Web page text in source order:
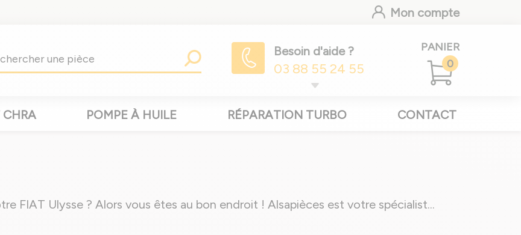
Mon compte
Besoin d'aide ?
03 88 55 24 55
PANIER
0
CHRA POMPE À HUILE RÉPARATION TURBO CONTACT
FIAT Ulysse ? Alors vous êtes au bon endroit ! Alsapièces est votre spécialist...